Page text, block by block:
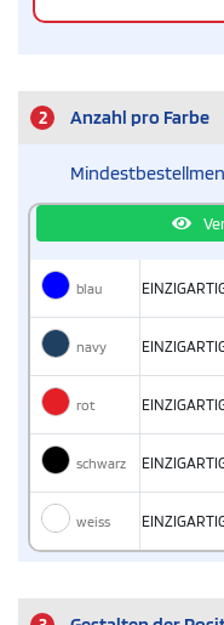
2 Anzahl pro Farbe
blau
navy
rot
schwarz
weiss